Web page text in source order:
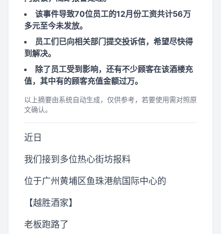
该事件导致70位员工的12月份工资共计56万
多元至今未发放。
员工们已向相关部门提交投诉信，希望尽快得
到解决。
除了员工受到影响，还有不少顾客在该酒楼充
值，其中有的顾客充值金额过万。
以上摘要由系统自动生成，仅供参考，若要使用需对照原
文确认。
近日
我们接到多位热心街坊报料
位于广州黄埔区鱼珠港航国际中心的
【越胜酒家】
老板跑路了